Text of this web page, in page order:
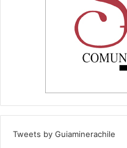
Tweets by Guiaminerachile